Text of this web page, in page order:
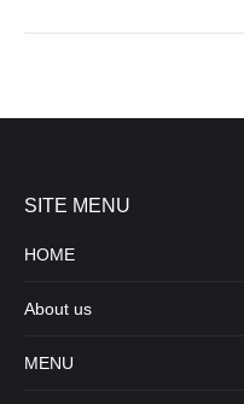
SITE MENU
HOME
About us
MENU